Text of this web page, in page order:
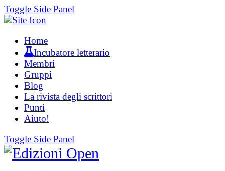
Toggle Side Panel
Home
Incubatore letterario
Membri
Gruppi
Blog
La rivista degli scrittori
Punti
Aiuto!
Toggle Side Panel